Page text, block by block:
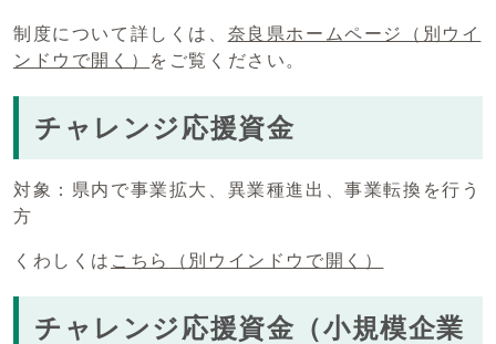
制度について詳しくは、 奈良県ホームページ
（別ウイ
ンドウで開く）
をご覧ください。
チャレンジ応援資金
対象：県内で事業拡大、異業種進出、事業転換を行う
方
くわしくは こちら （別ウインドウで開く）
チャレンジ応援資金（小規模企業